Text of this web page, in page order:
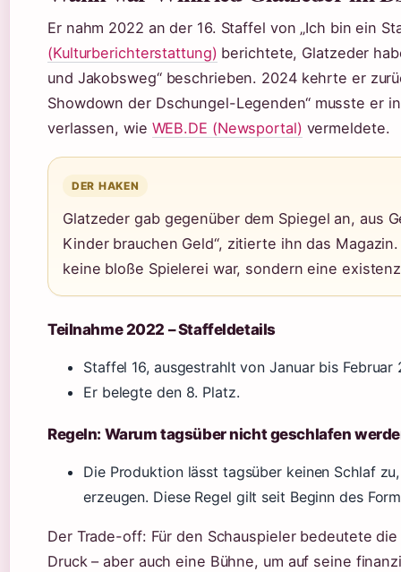
Er nahm 2022 an der 16. Staffel von „Ich bin ein
(Kulturberichterstattung) berichtete, Glatzeder
und Jakobsweg“ beschrieben. 2024 kehrte er
Showdown der Dschungel-Legenden“ musste er
verlassen, wie WEB.DE (Newsportal) vermeldete.
DER HAKEN
Glatzeder gab gegenüber dem Spiegel an, aus
Kinder brauchen Geld“, zitierte ihn das
keine bloße Spielerei war, sondern eine
Teilnahme 2022 – Staffeldetails
Staffel 16, ausgestrahlt von Januar bis Februar
Er belegte den 8. Platz.
Regeln: Warum tagsüber nicht geschlafen
Die Produktion lässt tagsüber keinen Schlaf
erzeugen. Diese Regel gilt seit Beginn des
Der Trade-off: Für den Schauspieler bedeutete
Druck – aber auch eine Bühne, um auf seine